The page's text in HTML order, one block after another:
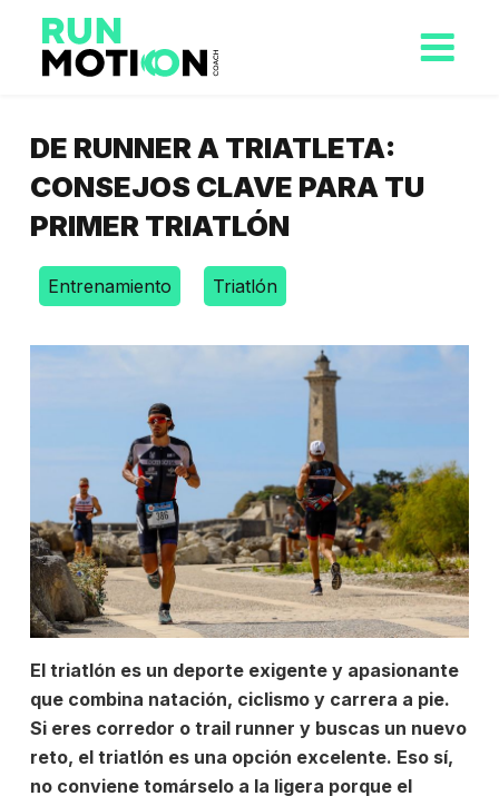
DE RUNNER A TRIATLETA:
CONSEJOS CLAVE PARA TU
PRIMER TRIATLÓN
Entrenamiento Triatlón
El triatlón es un deporte exigente y apasionante
que combina natación, ciclismo y carrera a pie.
Si eres corredor o trail runner y buscas un nuevo
reto, el triatlón es una opción excelente. Eso sí,
no conviene tomárselo a la ligera porque el